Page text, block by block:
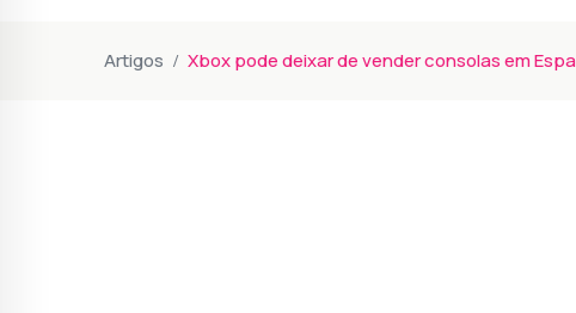
Artigos Xbox pode deixar de vender consolas em